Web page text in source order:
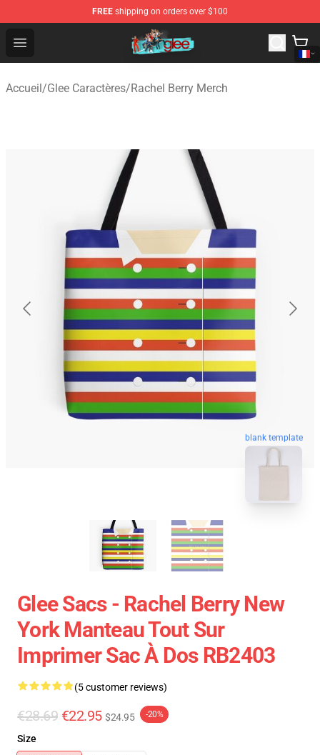
FREE shipping on orders over $100
Open menu
Glee Store - Official Glee Merchandise Shop
Accueil/Glee Caractères/Rachel Berry Merch
blank template
Glee Sacs - Rachel Berry New
York Manteau Tout Sur
Imprimer Sac À Dos RB2403
(5 customer reviews)
€28.69 €22.95 $24.95 -20%
Size